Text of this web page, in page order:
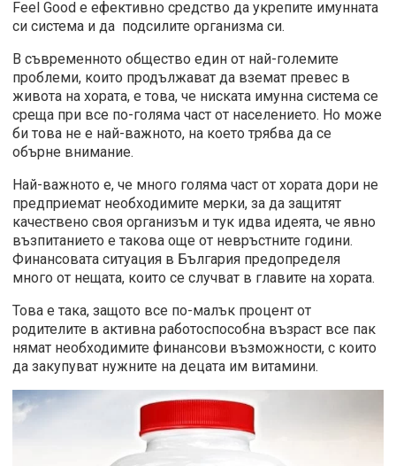
Feel Good е ефективно средство да укрепите имунната
си система и да подсилите организма си.
В съвременното общество един от най-големите
проблеми, които продължават да вземат превес в
живота на хората, е това, че ниската имунна система се
среща при все по-голяма част от населението. Но може
би това не е най-важното, на което трябва да се
обърне внимание.
Най-важното е, че много голяма част от хората дори не
предприемат необходимите мерки, за да защитят
качествено своя организъм и тук идва идеята, че явно
възпитанието е такова още от невръстните години.
Финансовата ситуация в България предопределя
много от нещата, които се случват в главите на хората.
Това е така, защото все по-малък процент от
родителите в активна работоспособна възраст все пак
нямат необходимите финансови възможности, с които
да закупуват нужните на децата им витамини.